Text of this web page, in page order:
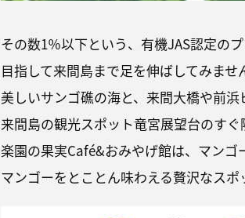
その数1％以下という、有機JAS認定の
目指して来間島まで足を伸ばしてみませ
美しいサンゴ礁の海と、来間大橋や前浜
来間島の観光スポット竜宮展望台のすぐ
楽園の果実Café&おみやげ館は、マンゴ
マンゴーをとことん味わえる贅沢なスポ